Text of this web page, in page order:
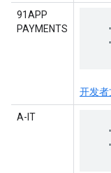
91APP
PAYMENTS
开发者
A-IT